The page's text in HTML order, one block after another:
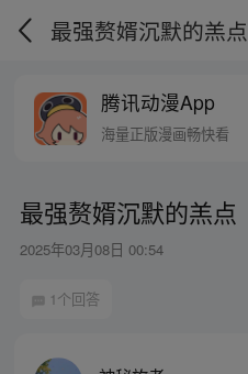
最强赘婿沉默的羔点
腾讯动漫App
海量正版漫画畅快看
最强赘婿沉默的羔点
2025年03月08日 00:54
1个回答